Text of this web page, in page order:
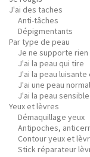
J'ai des taches
Anti-tâches
Dépigmentants
Par type de peau
Je ne supporte rien
J'ai la peau qui tire
J'ai la peau
J'ai une peau
J'ai la peau sensible
Yeux et lèvres
Démaquillage yeux
Antipoches,
Contour yeux et
Stick réparateur